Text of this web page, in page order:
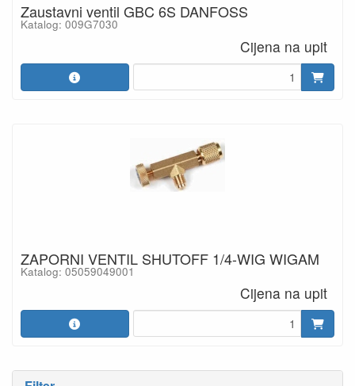
Zaustavni ventil GBC 6S DANFOSS
Katalog: 009G7030
Cijena na upit
ZAPORNI VENTIL SHUTOFF 1/4-WIG WIGAM
Katalog: 05059049001
Cijena na upit